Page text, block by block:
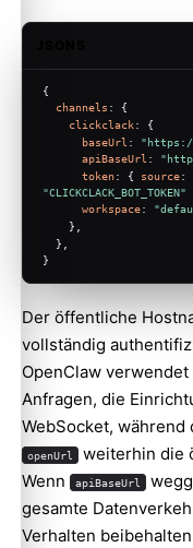
{
channels : {
clickclack: {
baseUrl :
apiBaseUrl :
token: { source:
"CLICKCLACK_BOT_TOKEN"
workspace:
    },
  },
}
Der öffentliche
vollständig
OpenClaw
Anfragen, die
WebSocket,
openUrl weiterhin die
Wenn
apiBaseUrl
gesamte
Verhalten